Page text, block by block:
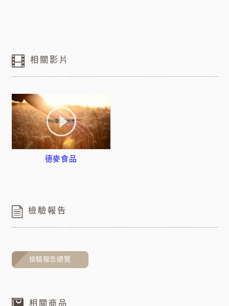
相關影片
德麥食品
檢驗報告
檢驗報告總覽
相關商品